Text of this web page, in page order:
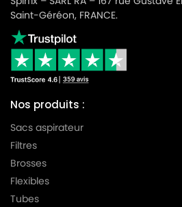
BOSCH
BOSCH
BOSCH BBZ51 AF G1
BOSCH
BOSCH BBZ51 AF TYP E
BOSCH
BOSCH BBZ52 AF G1
BOSCH
BOSCH BBZ52 AF GXL
BOSCH
BOSCH
Saint-Géréon, FRANCE.
Nos produits :
Sacs aspirateur
Filtres
Brosses
Flexibles
Tubes